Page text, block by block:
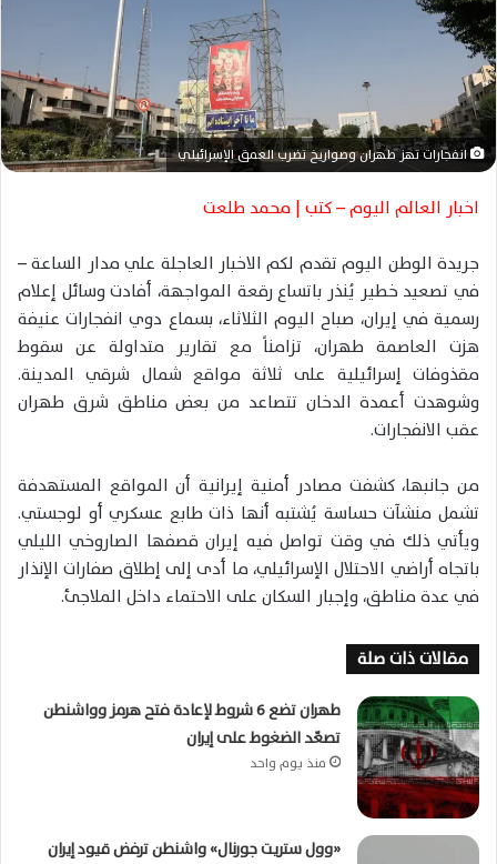
ل
ك
ت
ر
ن
ا
انفجارات تهز طهران وصواريخ تضرب العمق الإسرائيلي
اخبار العالم اليوم – كتب | محمد طلعت
جريدة الوطن اليوم تقدم لكم الاخبار العاجلة علي مدار الساعة –
في تصعيد خطير يُنذر باتساع رقعة المواجهة، أفادت وسائل إعلام
رسمية في إيران، صباح اليوم الثلاثاء، بسماع دوي انفجارات عنيفة
هزت العاصمة طهران، تزامناً مع تقارير متداولة عن سقوط
مقذوفات إسرائيلية على ثلاثة مواقع شمال شرقي المدينة.
وشوهدت أعمدة الدخان تتصاعد من بعض مناطق شرق طهران
عقب الانفجارات.
من جانبها، كشفت مصادر أمنية إيرانية أن المواقع المستهدفة
تشمل منشآت حساسة يُشتبه أنها ذات طابع عسكري أو لوجستي.
ويأتي ذلك في وقت تواصل فيه إيران قصفها الصاروخي الليلي
باتجاه أراضي الاحتلال الإسرائيلي، ما أدى إلى إطلاق صفارات الإنذار
في عدة مناطق، وإجبار السكان على الاحتماء داخل الملاجئ.
مقالات ذات صلة
طهران تضع 6 شروط لإعادة فتح هرمز وواشنطن
تصعّد الضغوط على إيران
منذ يوم واحد
«وول ستريت جورنال» واشنطن ترفض قيود إيران